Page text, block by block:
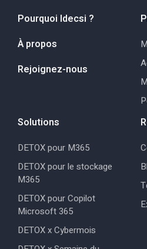
Pourquoi Idecsi ?
À propos
Rejoignez-nous
Solutions
DETOX pour M365
DETOX pour le stockage
M365
DETOX pour Copilot
Microsoft 365
DETOX x Cybermois